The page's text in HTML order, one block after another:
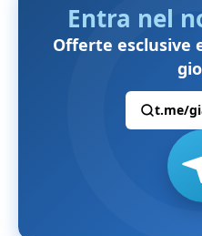
Entra nel
Offerte esclusive
t.me/